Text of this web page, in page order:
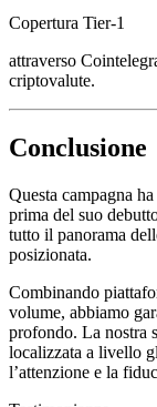
Copertura Tier-1
attraverso
criptovalute.
Conclusione
Questa campagna
prima del suo
tutto il panorama
posizionata.
Combinando
volume, abbiamo
profondo. La nostra
localizzata a livello
l’attenzione e la